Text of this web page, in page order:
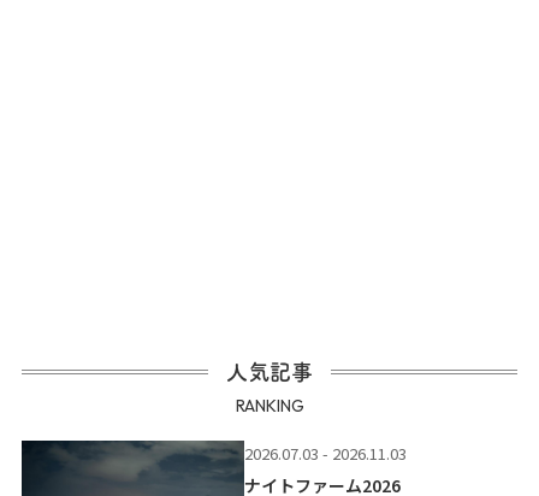
人気記事
RANKING
2026.07.03 - 2026.11.03
ナイトファーム2026